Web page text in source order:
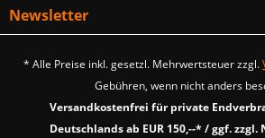
Newsletter
* Alle Preise inkl. gesetzl. Mehrwertsteuer zzgl.
Gebühren, wenn nicht anders
Versandkostenfrei für private
Deutschlands ab EUR 150,--* / ggf. zzgl.